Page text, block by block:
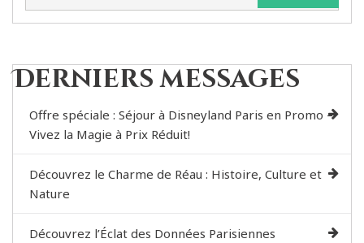
Derniers messages
Offre spéciale : Séjour à Disneyland Paris en Promo –
Vivez la Magie à Prix Réduit!
Découvrez le Charme de Réau : Histoire, Culture et
Nature
Découvrez l’Éclat des Données Parisiennes